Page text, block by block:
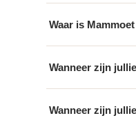
Waar is
Wanneer zijn
Wanneer zijn